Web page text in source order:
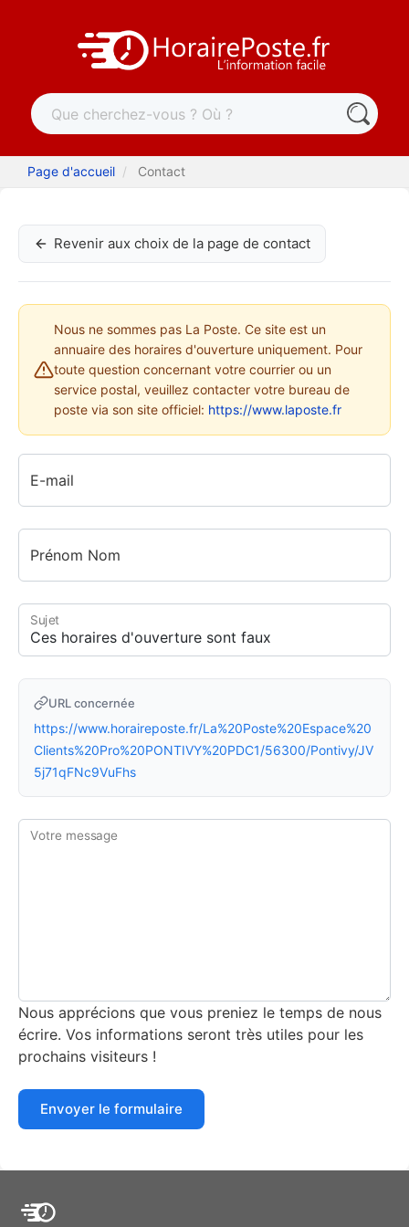
Page d'accueil Contact
Revenir aux choix de la page de contact
Nous ne sommes pas La Poste. Ce site est un
annuaire des horaires d'ouverture uniquement. Pour
toute question concernant votre courrier ou un
service postal, veuillez contacter votre bureau de
poste via son site officiel: https://www.laposte.fr
E-mail
Prénom Nom
Sujet
URL concernée
https://www.horaireposte.fr/La%20Poste%20Espace%20
Clients%20Pro%20PONTIVY%20PDC1/56300/Pontivy/JV
5j71qFNc9VuFhs
Votre message
Nous apprécions que vous preniez le temps de nous
écrire. Vos informations seront très utiles pour les
prochains visiteurs !
Envoyer le formulaire